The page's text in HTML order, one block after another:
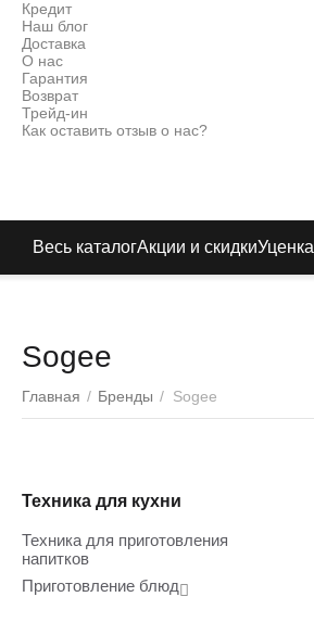
Кредит
Наш блог
Доставка
О нас
Гарантия
Возврат
Трейд-ин
Как оставить отзыв о нас?
Весь каталогАкции и скидкиУценка
Sogee
Главная / Бренды / Sogee
Техника для кухни
Техника для приготовления
напитков
Приготовление блюд